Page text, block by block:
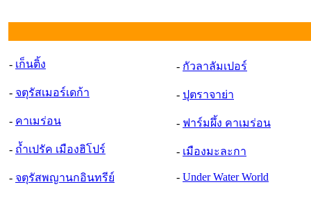
- เก็นติ้ง
- จตุรัสเมอร์เดก้า
- คาเมร่อน
- ถ้ำเปรัค เมืองฮิโปร์
- จตุรัสพญานกอินทรีย์
- กัวลาลัมเปอร์
- ปุตราจาย่า
- ฟาร์มผึ้ง คาเมร่อน
- เมืองมะละกา
- Under Water World